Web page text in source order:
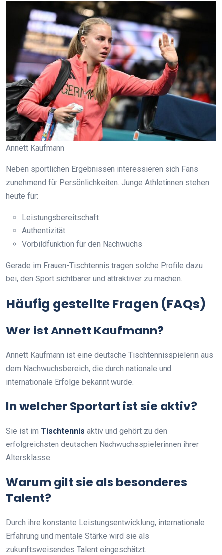
Annett Kaufmann
Neben sportlichen Ergebnissen interessieren sich Fans
zunehmend für Persönlichkeiten. Junge Athletinnen stehen
heute für:
Leistungsbereitschaft
Authentizität
Vorbildfunktion für den Nachwuchs
Gerade im Frauen-Tischtennis tragen solche Profile dazu
bei, den Sport sichtbarer und attraktiver zu machen.
Häufig gestellte Fragen (FAQs)
Wer ist Annett Kaufmann?
Annett Kaufmann ist eine deutsche Tischtennisspielerin aus
dem Nachwuchsbereich, die durch nationale und
internationale Erfolge bekannt wurde.
In welcher Sportart ist sie aktiv?
Sie ist im Tischtennis aktiv und gehört zu den
erfolgreichsten deutschen Nachwuchsspielerinnen ihrer
Altersklasse.
Warum gilt sie als besonderes
Talent?
Durch ihre konstante Leistungsentwicklung, internationale
Erfahrung und mentale Stärke wird sie als
zukunftsweisendes Talent eingeschätzt.